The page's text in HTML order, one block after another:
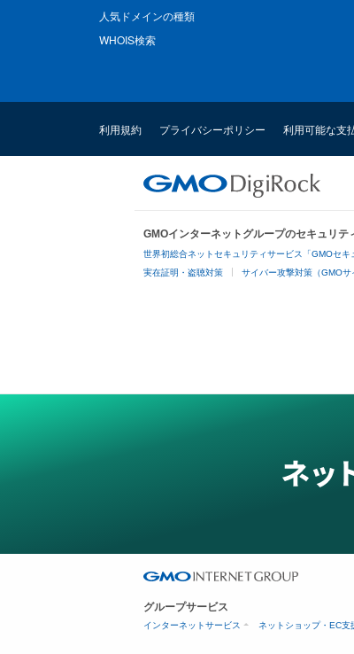
人気ドメインの種類
WHOIS検索
利用規約 プライバシーポリシー 利用可能な支
GMOインターネットグループのセキュリテ
世界初総合ネットセキュリティサービス「GMOセキ
実在証明・盗聴対策 サイバー攻撃対策（GMOサ
グループサービス
インターネットサービス ネットショップ・EC支